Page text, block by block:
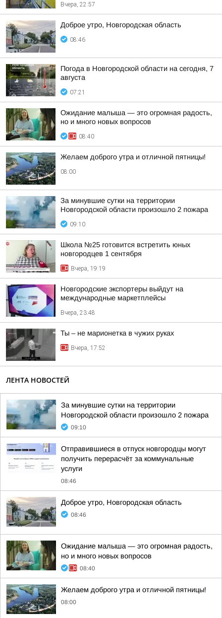
Вчера, 22:57
Доброе утро, Новгородская область
08:46
Погода в Новгородской области на сегодня, 7
августа
07:21
Ожидание малыша — это огромная радость,
но и много новых вопросов
08:40
Желаем доброго утра и отличной пятницы!
08:00
За минувшие сутки на территории
Новгородской области произошло 2 пожара
09:10
Школа №25 готовится встретить юных
новгородцев 1 сентября
Вчера, 19:19
Новгородские экспортеры выйдут на
международные маркетплейсы
Вчера, 23:48
Ты – не марионетка в чужих руках
Вчера, 17:52
ЛЕНТА НОВОСТЕЙ
За минувшие сутки на территории
Новгородской области произошло 2 пожара
09:10
Отправившиеся в отпуск новгородцы могут
получить перерасчёт за коммунальные
услуги
08:46
Доброе утро, Новгородская область
08:46
Ожидание малыша — это огромная радость,
но и много новых вопросов
08:40
Желаем доброго утра и отличной пятницы!
08:00